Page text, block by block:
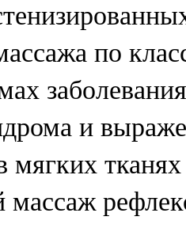
по
и
мягких
массаж